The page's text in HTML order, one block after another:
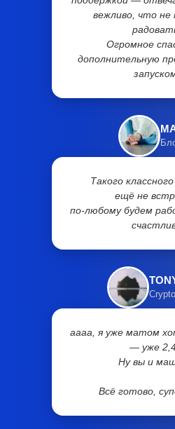
вежливо, что
Огромное
дополнительную
Такого
ещё не
по-любому будем
аааа, я уже матом
— уже
Ну вы и
Всё готово,